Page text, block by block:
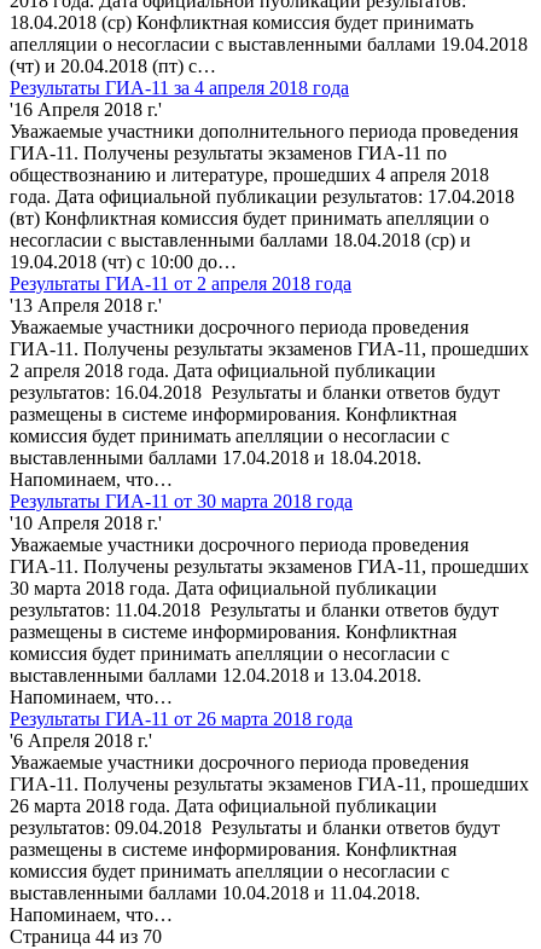
18.04.2018 (ср) Конфликтная комиссия будет принимать
апелляции о несогласии с выставленными баллами 19.04.2018
(чт) и 20.04.2018 (пт) с…
Результаты ГИА-11 за 4 апреля 2018 года
'16 Апреля 2018 г.'
Уважаемые участники дополнительного периода проведения
ГИА-11. Получены результаты экзаменов ГИА-11 по
обществознанию и литературе, прошедших 4 апреля 2018
года. Дата официальной публикации результатов: 17.04.2018
(вт) Конфликтная комиссия будет принимать апелляции о
несогласии с выставленными баллами 18.04.2018 (ср) и
19.04.2018 (чт) с 10:00 до…
Результаты ГИА-11 от 2 апреля 2018 года
'13 Апреля 2018 г.'
Уважаемые участники досрочного периода проведения
ГИА-11. Получены результаты экзаменов ГИА-11, прошедших
2 апреля 2018 года. Дата официальной публикации
результатов: 16.04.2018 Результаты и бланки ответов будут
размещены в системе информирования. Конфликтная
комиссия будет принимать апелляции о несогласии с
выставленными баллами 17.04.2018 и 18.04.2018.
Напоминаем, что…
Результаты ГИА-11 от 30 марта 2018 года
'10 Апреля 2018 г.'
Уважаемые участники досрочного периода проведения
ГИА-11. Получены результаты экзаменов ГИА-11, прошедших
30 марта 2018 года. Дата официальной публикации
результатов: 11.04.2018 Результаты и бланки ответов будут
размещены в системе информирования. Конфликтная
комиссия будет принимать апелляции о несогласии с
выставленными баллами 12.04.2018 и 13.04.2018.
Напоминаем, что…
Результаты ГИА-11 от 26 марта 2018 года
'6 Апреля 2018 г.'
Уважаемые участники досрочного периода проведения
ГИА-11. Получены результаты экзаменов ГИА-11, прошедших
26 марта 2018 года. Дата официальной публикации
результатов: 09.04.2018 Результаты и бланки ответов будут
размещены в системе информирования. Конфликтная
комиссия будет принимать апелляции о несогласии с
выставленными баллами 10.04.2018 и 11.04.2018.
Напоминаем, что…
Страница 44 из 70